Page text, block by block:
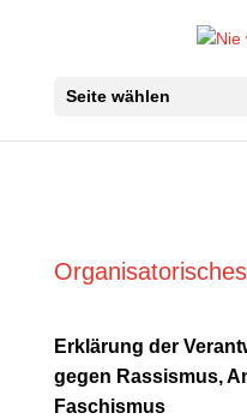
Seite wählen
Organisatorisches
Erklärung der
gegen Rassismus,
Faschismus